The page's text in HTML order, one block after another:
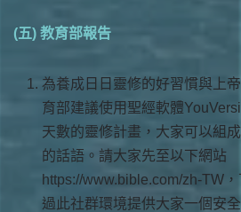
(五) 教育部報告
為養成日日靈修的好習慣與上
育部建議使用聖經軟體
天數的靈修計畫，大家可以組
的話語。請大家先至以下網站
https://www.bible.com/zh-TW
過此社群環境提供大家一個安